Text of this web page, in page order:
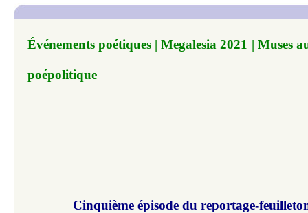
Événements poétiques | Megalesia 2021 | Muses
poépolitique
Cinquième épisode du reportage-